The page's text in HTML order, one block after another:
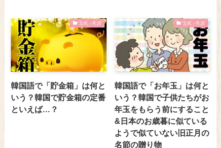
文化・生活
韓国語で「貯金箱」は何と
いう？韓国で貯金箱の定番
といえば…？
文化・生活
韓国語で「お年玉」は何と
いう？韓国で子供たちがお
年玉をもらう前にすること
&日本のお歳暮に似ている
ようで似ていない旧正月の
名節の贈り物